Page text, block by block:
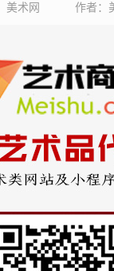
美术网 作者：